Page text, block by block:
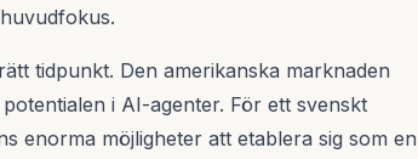
tidpunkt. Den amerikanska marknaden
i AI-agenter. För ett svenskt
enorma möjligheter att etablera sig som en